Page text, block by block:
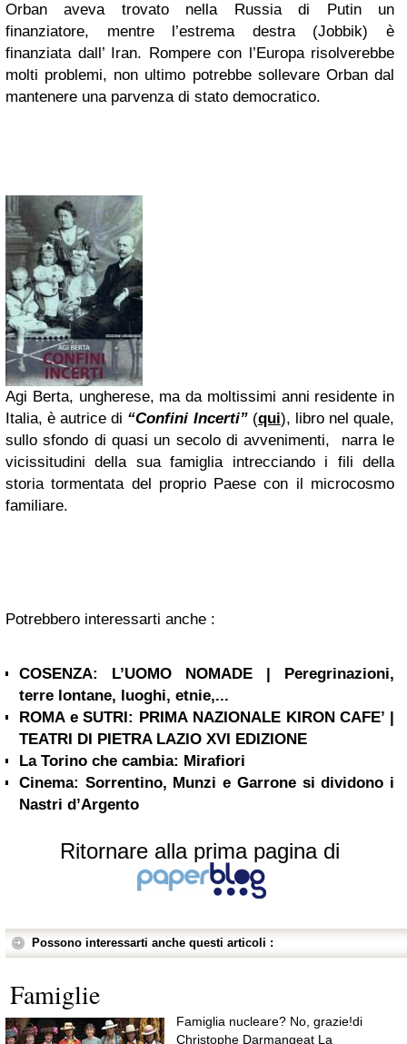
Orban aveva trovato nella Russia di Putin un
finanziatore, mentre l’estrema destra (Jobbik) è
finanziata dall’ Iran. Rompere con l’Europa risolverebbe
molti problemi, non ultimo potrebbe sollevare Orban dal
mantenere una parvenza di stato democratico.
Agi Berta, ungherese, ma da moltissimi anni residente in
Italia, è autrice di “Confini Incerti”(qui), libro nel quale,
sullo sfondo di quasi un secolo di avvenimenti, narra le
vicissitudini della sua famiglia intrecciando i fili della
storia tormentata del proprio Paese con il microcosmo
familiare.
Potrebbero interessarti anche :
COSENZA: L’UOMO NOMADE | Peregrinazioni,
terre lontane, luoghi, etnie,...
ROMA e SUTRI: PRIMA NAZIONALE KIRON CAFE’ |
TEATRI DI PIETRA LAZIO XVI EDIZIONE
La Torino che cambia: Mirafiori
Cinema: Sorrentino, Munzi e Garrone si dividono i
Nastri d’Argento
Ritornare alla prima pagina di
Possono interessarti anche questi articoli :
Famiglie
Famiglia nucleare? No, grazie!di
Christophe Darmangeat La